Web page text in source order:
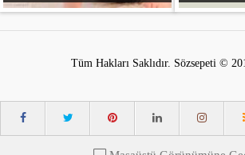
Tüm Hakları Saklıdır. Sözsepeti ©